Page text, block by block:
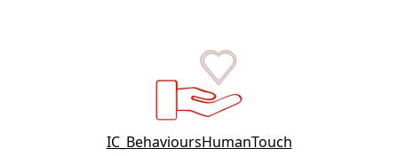
IC_BehavioursHumanTouch